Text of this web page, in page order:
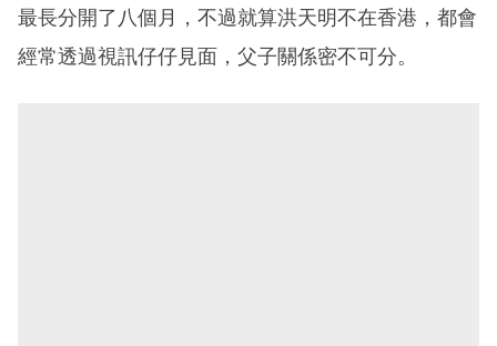
最長分開了八個月，不過就算洪天明不在香港，都會
經常透過視訊仔仔見面，父子關係密不可分。